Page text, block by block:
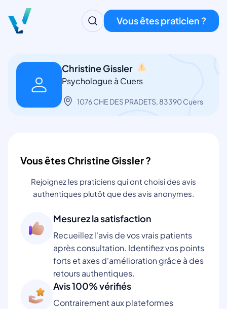
Vous êtes praticien ?
Christine Gissler
Psychologue à Cuers
1076 CHE DES PRADETS, 83390 Cuers
Vous êtes Christine Gissler ?
Rejoignez les praticiens qui ont choisi des avis
authentiques plutôt que des avis anonymes.
Mesurez la satisfaction
Recueillez l'avis de vos vrais patients
après consultation. Identifiez vos points
forts et axes d'amélioration grâce à des
retours authentiques.
Avis 100% vérifiés
Contrairement aux plateformes